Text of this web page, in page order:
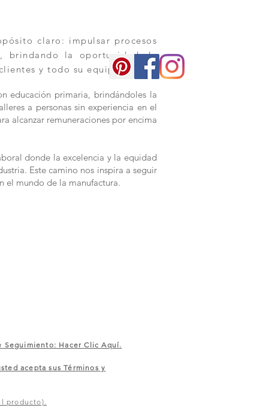
claro: impulsar procesos
brindando la oportunidad de
y todo su equipo.
educación primaria, brindándoles la
a personas sin experiencia en el
alcanzar remuneraciones por encima
donde la excelencia y la equidad
Este camino nos inspira a seguir
el mundo de la manufactura.
Seguimiento: Hacer Clic Aquí.
acepta sus Términos y
producto).